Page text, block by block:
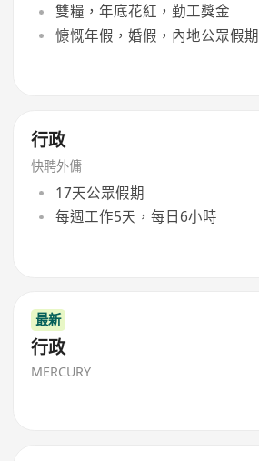
雙糧，年底花紅，勤工獎金
慷慨年假，婚假，內地公眾假期
行政
快聘外傭
17天公眾假期
每週工作5天，每日6小時
最新
行政
MERCURY